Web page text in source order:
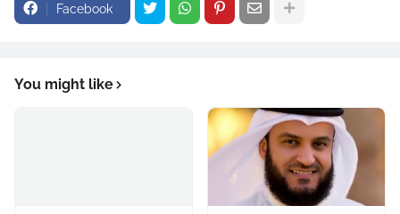
Facebook
You might like